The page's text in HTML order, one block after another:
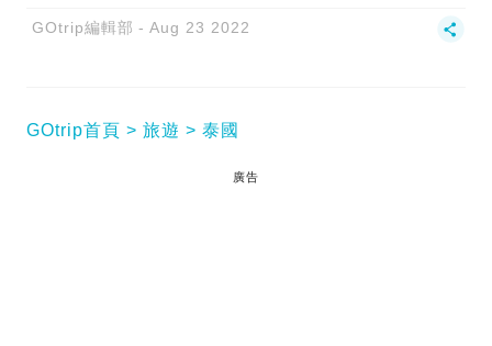
GOtrip編輯部 Aug 23 2022
GOtrip首頁 旅遊 泰國
廣告